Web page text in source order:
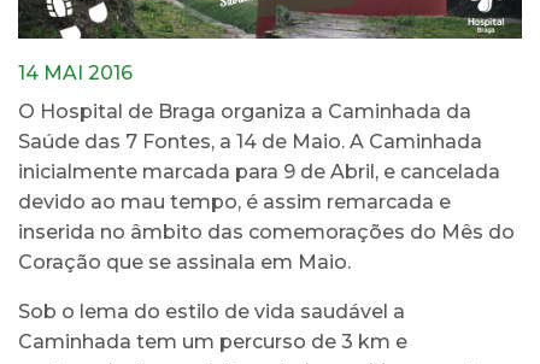
14 MAI 2016
O Hospital de Braga organiza a Caminhada da
Saúde das 7 Fontes, a 14 de Maio. A Caminhada
inicialmente marcada para 9 de Abril, e cancelada
devido ao mau tempo, é assim remarcada e
inserida no âmbito das comemorações do Mês do
Coração que se assinala em Maio.
Sob o lema do estilo de vida saudável a
Caminhada tem um percurso de 3 km e